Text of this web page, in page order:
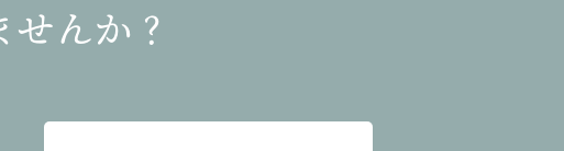
んか？